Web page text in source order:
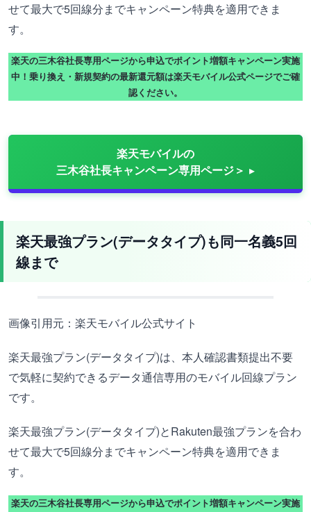
せて最大で5回線分までキャンペーン特典を適用できま
す。
楽天の三木谷社長専用ページから申込でポイント増額キャンペーン実施
中！乗り換え・新規契約の最新還元額は楽天モバイル公式ページでご確
認ください。
楽天モバイルの
三木谷社長キャンペーン専用ページ＞
楽天最強プラン(データタイプ)も同一名義5回
線まで
画像引用元：楽天モバイル公式サイト
楽天最強プラン(データタイプ)は、本人確認書類提出不要
で気軽に契約できるデータ通信専用のモバイル回線プラン
です。
楽天最強プラン(データタイプ)とRakuten最強プランを合わ
せて最大で5回線分までキャンペーン特典を適用できま
す。
楽天の三木谷社長専用ページから申込でポイント増額キャンペーン実施